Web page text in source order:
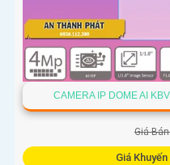
CAMERA IP DOME AI
Giá
Giá